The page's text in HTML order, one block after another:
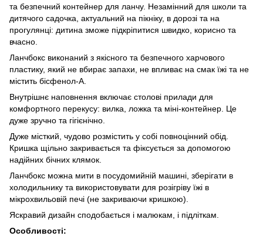
та безпечний контейнер для ланчу. Незамінний для школи та
дитячого садочка, актуальний на пікніку, в дорозі та на
прогулянці: дитина зможе підкріпитися швидко, корисно та
вчасно.
Ланчбокс виконаний з якісного та безпечного харчового
пластику, який не вбирає запахи, не впливає на смак їжі та не
містить бісфенол-А.
Внутрішнє наповнення включає столові прилади для
комфортного перекусу: вилка, ложка та міні-контейнер. Це
дуже зручно та гігієнічно.
Дуже місткий, чудово розмістить у собі повноцінний обід.
Кришка щільно закривається та фіксується за допомогою
надійних бічних клямок.
Ланчбокс можна мити в посудомийній машині, зберігати в
холодильнику та використовувати для розігріву їжі в
мікрохвильовій печі (не закриваючи кришкою).
Яскравий дизайн сподобається і малюкам, і підліткам.
Особливості: